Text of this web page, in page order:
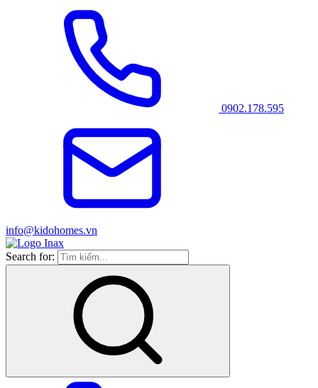
0902.178.595
info@kidohomes.vn
Search for: